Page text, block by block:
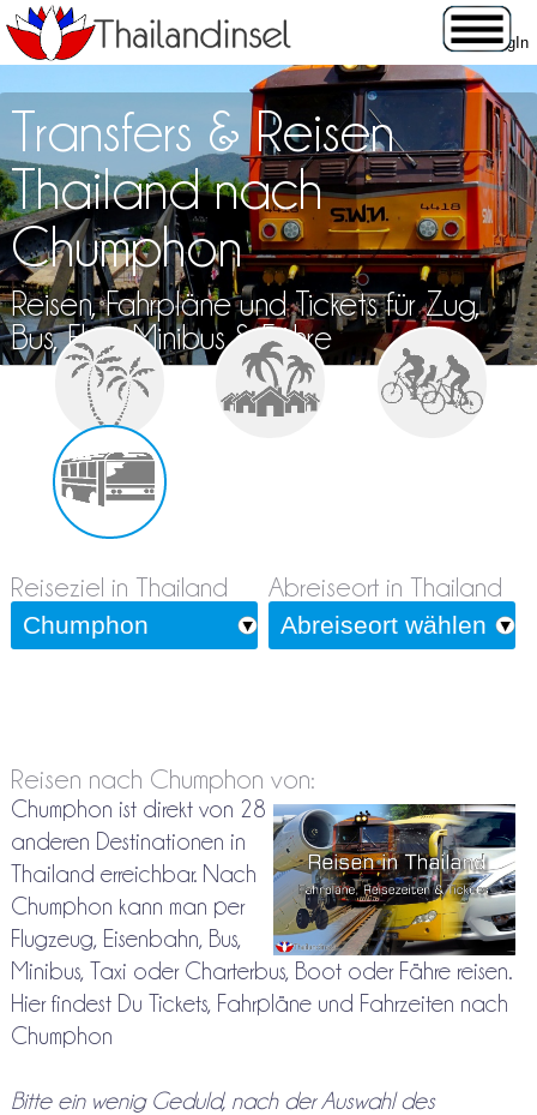
Transfers & Reisen
Thailand nach
Chumphon
Reisen, Fahrpläne und Tickets für Zug,
Bus, Flug, Minibus & Fähre
Reiseziel in Thailand Abreiseort in Thailand
Reisen nach Chumphon von:
Chumphon ist direkt von 28
anderen Destinationen in
Thailand erreichbar. Nach
Chumphon kann man per
Flugzeug, Eisenbahn, Bus,
Minibus, Taxi oder Charterbus, Boot oder Fähre reisen.
Hier findest Du Tickets, Fahrpläne und Fahrzeiten nach
Chumphon
Bitte ein wenig Geduld, nach der Auswahl des